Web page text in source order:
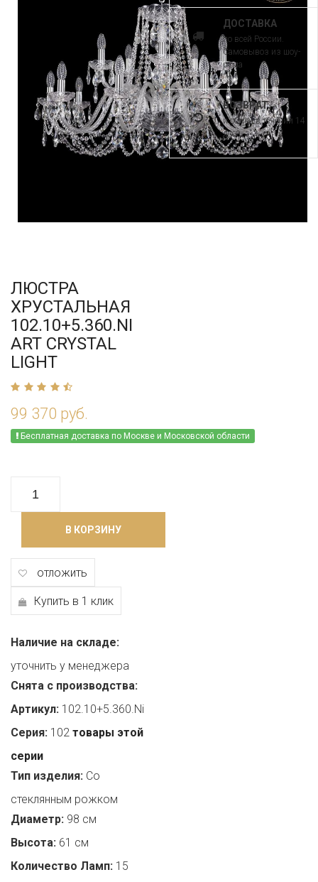
ЛЮСТРА
ХРУСТАЛЬНАЯ
102.10+5.360.NI
ART CRYSTAL
LIGHT
99 370 руб.
Бесплатная доставка по Москве и Московской области
В КОРЗИНУ
отложить
Купить в 1 клик
Наличие на складе:
уточнить у менеджера
Снята с производства:
Артикул: 102.10+5.360.Ni
Серия: 102 товары этой
серии
Тип изделия: Со
стеклянным рожком
Диаметр: 98 см
Высота: 61 см
Количество Ламп: 15
ДОСТАВКА
по всей России.
Самовывоз из шоу-
рума
ВОЗВРАТ
и обмен в течении 14
дней